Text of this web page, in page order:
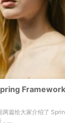
两篇给大家介绍了
，…